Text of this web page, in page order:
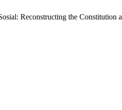
Reconstructing the Constitution